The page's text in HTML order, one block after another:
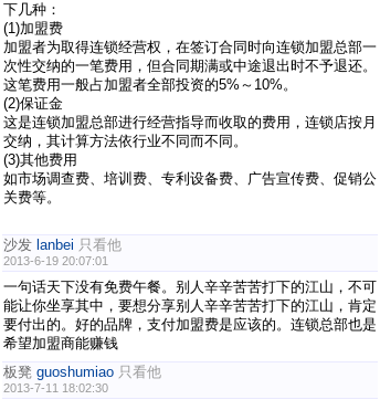
下几种：
(1)加盟费
加盟者为取得连锁经营权，在签订合同时向连锁加盟总部一
次性交纳的一笔费用，但合同期满或中途退出时不予退还。
这笔费用一般占加盟者全部投资的5%～10%。
(2)保证金
这是连锁加盟总部进行经营指导而收取的费用，连锁店按月
交纳，其计算方法依行业不同而不同。
(3)其他费用
如市场调查费、培训费、专利设备费、广告宣传费、促销公
关费等。
沙发 lanbei 只看他
2013-6-19 20:07:01
一句话天下没有免费午餐。别人辛辛苦苦打下的江山，不可
能让你坐享其中，要想分享别人辛辛苦苦打下的江山，肯定
要付出的。好的品牌，支付加盟费是应该的。连锁总部也是
希望加盟商能赚钱
板凳 guoshumiao 只看他
2013-7-11 18:02:30